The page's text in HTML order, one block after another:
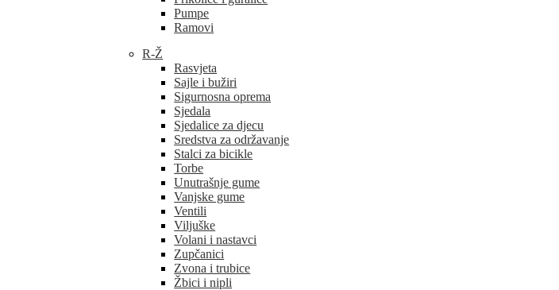
Pumpe
Ramovi
R-Ž
Rasvjeta
Sajle i bužiri
Sigurnosna oprema
Sjedala
Sjedalice za djecu
Sredstva za održavanje
Stalci za bicikle
Torbe
Unutrašnje gume
Vanjske gume
Ventili
Viljuške
Volani i nastavci
Zupčanici
Zvona i trubice
Žbici i nipli